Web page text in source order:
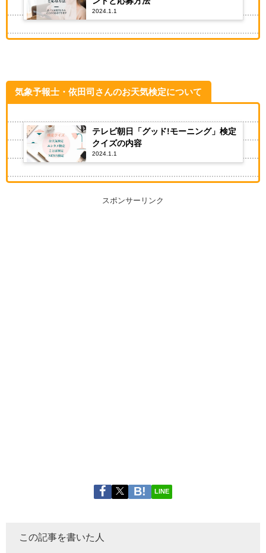
2024.1.1
気象予報士・依田司さんのお天気検定について
テレビ朝日「グッド!モーニング」検定
クイズの内容
2024.1.1
スポンサーリンク
LINE
この記事を書いた人